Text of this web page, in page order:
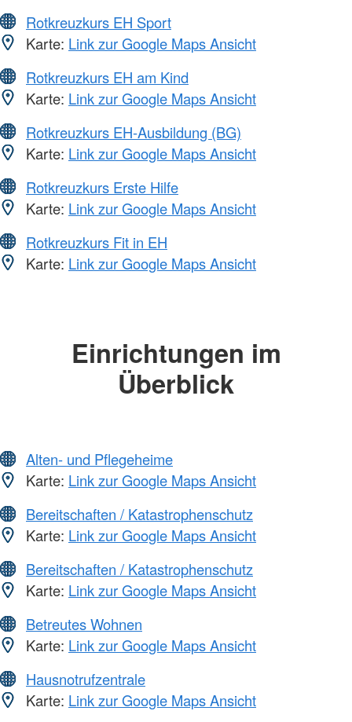
Rotkreuzkurs EH Sport
Karte: Link zur Google Maps Ansicht
Rotkreuzkurs EH am Kind
Karte: Link zur Google Maps Ansicht
Rotkreuzkurs EH-Ausbildung (BG)
Karte: Link zur Google Maps Ansicht
Rotkreuzkurs Erste Hilfe
Karte: Link zur Google Maps Ansicht
Rotkreuzkurs Fit in EH
Karte: Link zur Google Maps Ansicht
Einrichtungen im
Überblick
Alten- und Pflegeheime
Karte: Link zur Google Maps Ansicht
Bereitschaften / Katastrophenschutz
Karte: Link zur Google Maps Ansicht
Bereitschaften / Katastrophenschutz
Karte: Link zur Google Maps Ansicht
Betreutes Wohnen
Karte: Link zur Google Maps Ansicht
Hausnotrufzentrale
Karte: Link zur Google Maps Ansicht